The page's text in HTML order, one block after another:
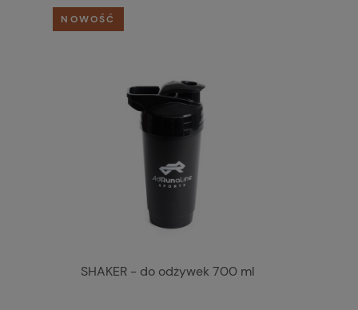
SHAKER - do odżywek 700 ml
NOWOŚĆ